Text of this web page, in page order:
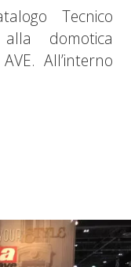
Tecnico
domotica
All’interno